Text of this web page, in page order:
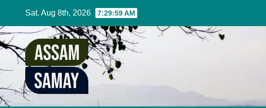
content
Sat. Aug 8th, 2026 7:30:00 AM